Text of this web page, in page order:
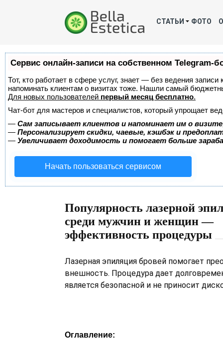
СТАТЬИ ФОТО
Сервис онлайн-записи на собственном Telegram-
Тот, кто работает в сфере услуг, знает — без ведения
напоминать клиентам о визитах тоже. Нашли самый
Для новых пользователей первый месяц бесплатно.
Чат-бот для мастеров и специалистов, который упрощает
— Сам записывает клиентов и напоминает им о
— Персонализирует скидки, чаевые, кэшбэк и
— Увеличивает доходимость и помогает больше
Начать пользоваться сервисом
Популярность лазерной
среди мужчин и женщин —
эффективность процедуры
Лазерная эпиляция бровей помогает
внешность. Процедура дает
является безопасной и не приносит
Оглавление: